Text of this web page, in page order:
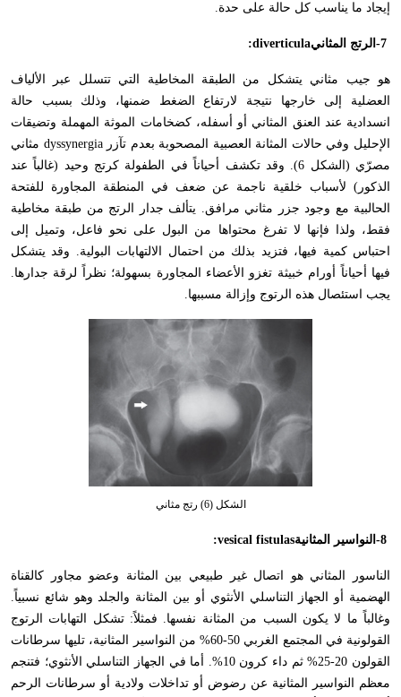
إيجاد ما يناسب كل حالة على حدة.
-7 الرتج المثاني:diverticula
هو جيب مثاني يتشكل من الطبقة المخاطية التي تتسلل عبر الألياف
العضلية إلى خارجها نتيجة لارتفاع الضغط ضمنها، وذلك بسبب حالة
انسدادية عند العنق المثاني أو أسفله، كضخامات الموثة المهملة وتضيقات
الإحليل وفي حالات المثانة العصبية المصحوبة بعدم تآزر dyssynergia مثاني
مصرّي (الشكل 6). وقد تكشف أحياناً في الطفولة كرتج وحيد (غالباً عند
الذكور) لأسباب خلقية ناجمة عن ضعف في المنطقة المجاورة للفتحة
الحالبية مع وجود جزر مثاني مرافق. يتألف جدار الرتج من طبقة مخاطية
فقط، ولذا فإنها لا تفرغ محتواها من البول على نحو فاعل، وتميل إلى
احتباس كمية فيها، فتزيد بذلك من احتمال الالتهابات البولية. وقد يتشكل
فيها أحياناً أورام خبيثة تغزو الأعضاء المجاورة بسهولة؛ نظراً لرقة جدارها.
يجب استئصال هذه الرتوج وإزالة مسببها.
الشكل (6) رتج مثاني
-8 النواسير المثانية:vesical fistulas
الناسور المثاني هو اتصال غير طبيعي بين المثانة وعضو مجاور كالقناة
الهضمية أو الجهاز التناسلي الأنثوي أو بين المثانة والجلد وهو شائع نسبياً.
وغالباً ما لا يكون السبب من المثانة نفسها. فمثلاً: تشكل التهابات الرتوج
القولونية في المجتمع الغربي 50-60% من النواسير المثانية، تليها سرطانات
القولون 20-25% ثم داء كرون 10%. أما في الجهاز التناسلي الأنثوي؛ فتنجم
معظم النواسير المثانية عن رضوض أو تداخلات ولادية أو سرطانات الرحم